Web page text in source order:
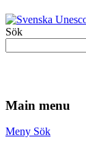
Sök
Main menu
Meny Sök